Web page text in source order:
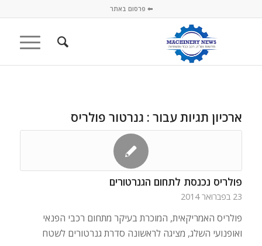
⬅ פרסום באתר
ארכיון תגיות עבור : גנרטור פולריס
פולריס נכנסת לתחום הגנרטורים
23 בפברואר 2014
פולריס האמריקאית, המוכרת בעיקר מתחום רכבי הפנאי
ואופנועי השלג, מציגה לראשונה סדרת גנרטורים לשטח